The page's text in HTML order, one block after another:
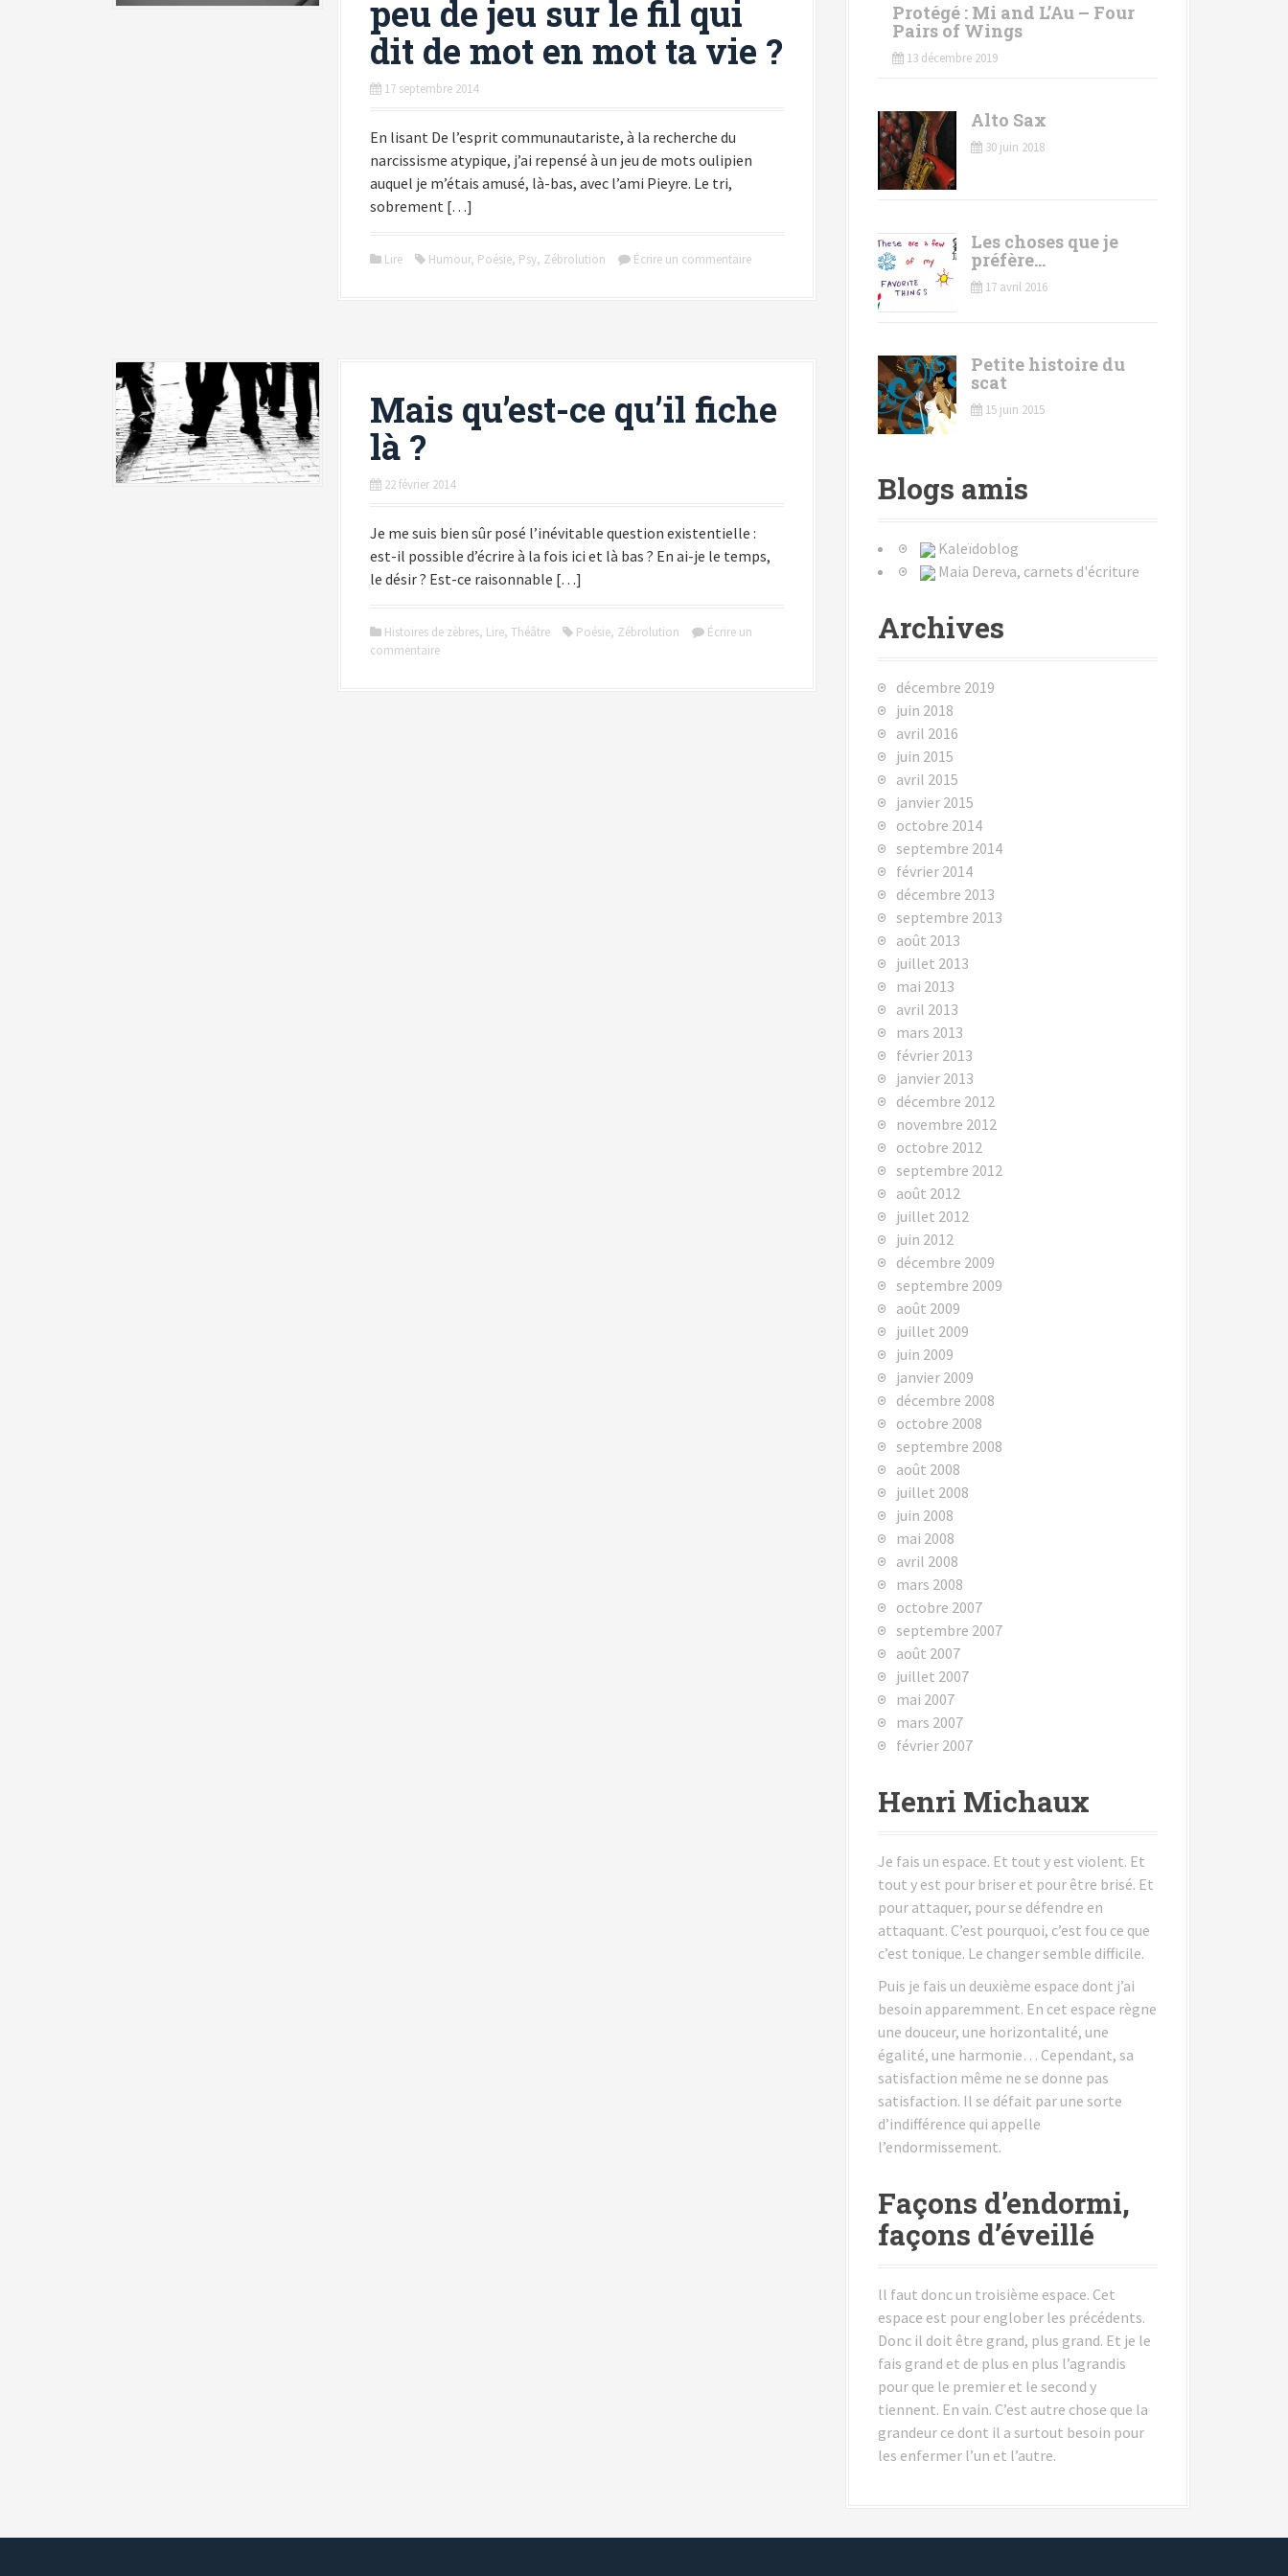
peu de jeu sur le fil qui
dit de mot en mot ta vie ?
17 septembre 2014
En lisant De l’esprit communautariste, à la recherche du
narcissisme atypique, j’ai repensé à un jeu de mots oulipien
auquel je m’étais amusé, là-bas, avec l’ami Pieyre. Le tri,
sobrement […]
Lire Humour, Poésie, Psy, Zébrolution Écrire un commentaire
Mais qu’est-ce qu’il fiche
là ?
22 février 2014
Je me suis bien sûr posé l’inévitable question existentielle :
est-il possible d’écrire à la fois ici et là bas ? En ai-je le temps,
le désir ? Est-ce raisonnable […]
Histoires de zèbres, Lire, Théâtre Poésie, Zébrolution
Écrire un
commentaire
Protégé : Mi and L’Au – Four
Pairs of Wings
13 décembre 2019
Alto Sax
30 juin 2018
Les choses que je
préfère…
17 avril 2016
Petite histoire du
scat
15 juin 2015
Blogs amis
Kaleïdoblog
Maia Dereva, carnets d'écriture
Archives
décembre 2019
juin 2018
avril 2016
juin 2015
avril 2015
janvier 2015
octobre 2014
septembre 2014
février 2014
décembre 2013
septembre 2013
août 2013
juillet 2013
mai 2013
avril 2013
mars 2013
février 2013
janvier 2013
décembre 2012
novembre 2012
octobre 2012
septembre 2012
août 2012
juillet 2012
juin 2012
décembre 2009
septembre 2009
août 2009
juillet 2009
juin 2009
janvier 2009
décembre 2008
octobre 2008
septembre 2008
août 2008
juillet 2008
juin 2008
mai 2008
avril 2008
mars 2008
octobre 2007
septembre 2007
août 2007
juillet 2007
mai 2007
mars 2007
février 2007
Henri Michaux
Je fais un espace. Et tout y est violent. Et
tout y est pour briser et pour être brisé. Et
pour attaquer, pour se défendre en
attaquant. C’est pourquoi, c’est fou ce que
c’est tonique. Le changer semble difficile.
Puis je fais un deuxième espace dont j’ai
besoin apparemment. En cet espace règne
une douceur, une horizontalité, une
égalité, une harmonie… Cependant, sa
satisfaction même ne se donne pas
satisfaction. Il se défait par une sorte
d’indifférence qui appelle
l’endormissement.
Façons d’endormi,
façons d’éveillé
ll faut donc un troisième espace. Cet
espace est pour englober les précédents.
Donc il doit être grand, plus grand. Et je le
fais grand et de plus en plus l’agrandis
pour que le premier et le second y
tiennent. En vain. C’est autre chose que la
grandeur ce dont il a surtout besoin pour
les enfermer l’un et l’autre.